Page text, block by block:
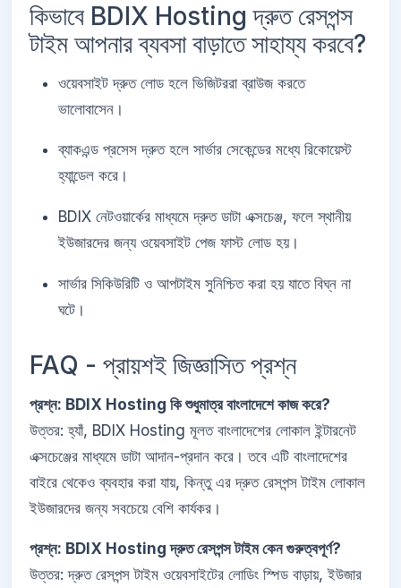
কিভাবে BDIX Hosting দ্রুত রেসপন্স
টাইম আপনার ব্যবসা বাড়াতে সাহায্য করবে?
ওয়েবসাইট দ্রুত লোড হলে ভিজিটররা ব্রাউজ করতে
ভালোবাসেন।
ব্যাকএন্ড প্রসেস দ্রুত হলে সার্ভার সেকেন্ডের মধ্যে রিকোয়েস্ট
হ্যান্ডেল করে।
BDIX নেটওয়ার্কের মাধ্যমে দ্রুত ডাটা এক্সচেঞ্জ, ফলে স্থানীয়
ইউজারদের জন্য ওয়েবসাইট পেজ ফাস্ট লোড হয়।
সার্ভার সিকিউরিটি ও আপটাইম সুনিশ্চিত করা হয় যাতে বিঘ্ন না
ঘটে।
FAQ - প্রায়শই জিজ্ঞাসিত প্রশ্ন
প্রশ্ন: BDIX Hosting কি শুধুমাত্র বাংলাদেশে কাজ করে?
উত্তর: হ্যাঁ, BDIX Hosting মূলত বাংলাদেশের লোকাল ইন্টারনেট
এক্সচেঞ্জের মাধ্যমে ডাটা আদান-প্রদান করে। তবে এটি বাংলাদেশের
বাইরে থেকেও ব্যবহার করা যায়, কিন্তু এর দ্রুত রেসপন্স টাইম লোকাল
ইউজারদের জন্য সবচেয়ে বেশি কার্যকর।
প্রশ্ন: BDIX Hosting দ্রুত রেসপন্স টাইম কেন গুরুত্বপূর্ণ?
উত্তর: দ্রুত রেসপন্স টাইম ওয়েবসাইটের লোডিং স্পিড বাড়ায়, ইউজার